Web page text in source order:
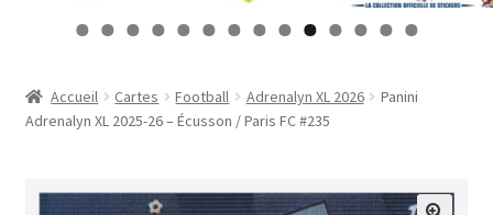
Contact
Mon compte
Panier
0 1 2 3 4
Accueil Cartes Football Adrenalyn XL 2026
Panini
Adrenalyn XL 2025-26 – Écusson / Paris FC #235